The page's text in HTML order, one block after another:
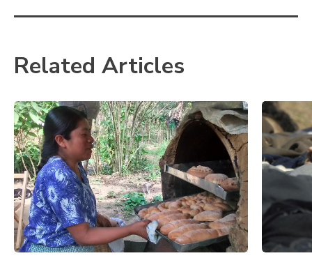
Related Articles